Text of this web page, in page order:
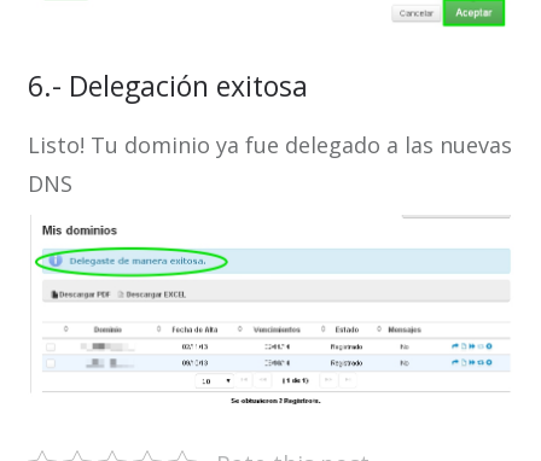
6.- Delegación exitosa
Listo! Tu dominio ya fue delegado a las nuevas
DNS